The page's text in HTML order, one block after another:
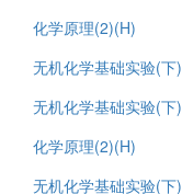
化学原理(2)(H)
无机化学基础实验(下)
无机化学基础实验(下)
化学原理(2)(H)
无机化学基础实验(下)